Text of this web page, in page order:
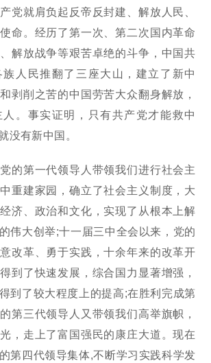
党就肩负起反帝反封建、解放人民、
命。经历了第一次、第二次国内革命
解放战争等艰苦卓绝的斗争，中国共
人民推翻了三座大山，建立了新中
剥削之苦的中国劳苦大众翻身解放，
。事实证明，只有共产党才能救中
没有新中国。
的第一代领导人带领我们进行社会主
重建家园，确立了社会主义制度，大
济、政治和文化，实现了从根本上解
伟大创举;十一届三中全会以来，党的
改革、勇于实践，十余年来的改革开
到了快速发展，综合国力显著增强，
到了较大程度上的提高;在胜利完成第
第三代领导人又带领我们高举旗帜，
，走上了富国强民的康庄大道。现在
第四代领导集体,不断学习实践科学发